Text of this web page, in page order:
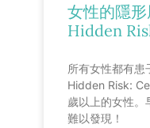
女性的隱
Hidden
所有女性都有患
Hidden Risk:
歲以上的女性。
難以發現！